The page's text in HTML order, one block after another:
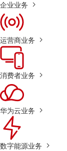
企业业务
运营商业务
消费者业务
华为云业务
数字能源业务